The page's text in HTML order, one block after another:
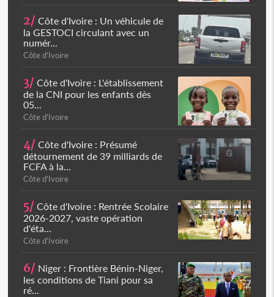
2/ Côte d'Ivoire : Un véhicule de
la GESTOCI circulant avec un
numér...
Côte d'Ivoire
3/ Côte d'Ivoire : L'établissement
de la CNI pour les enfants dès
05...
Côte d'Ivoire
4/ Côte d'Ivoire : Présumé
détournement de 39 milliards de
FCFA à la...
Côte d'Ivoire
5/ Côte d'Ivoire : Rentrée Scolaire
2026-2027, vaste opération
d'éta...
Côte d'Ivoire
6/ Niger : Frontière Bénin-Niger,
les conditions de Tiani pour sa
ré...